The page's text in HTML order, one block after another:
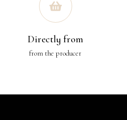
Directly from
from the producer